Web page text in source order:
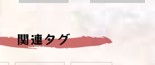
関連タグ